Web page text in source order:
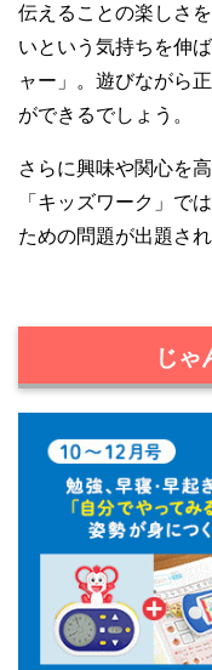
伝えることの楽しさ
いという気持ちを伸
ャー」。遊びながら
ができるでしょう。
さらに興味や関心を
「キッズワーク」で
ための問題が出題され
じゃ